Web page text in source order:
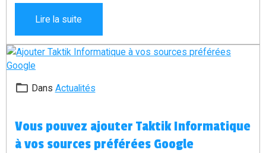
Lire la suite
Dans Actualités
Vous pouvez ajouter Taktik Informatique
à vos sources préférées Google